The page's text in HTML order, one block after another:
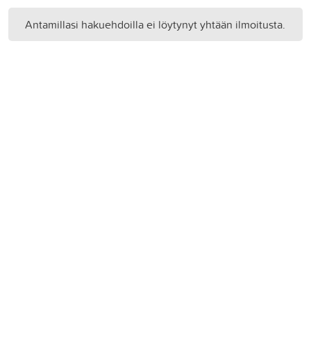
Antamillasi hakuehdoilla ei löytynyt yhtään ilmoitusta.